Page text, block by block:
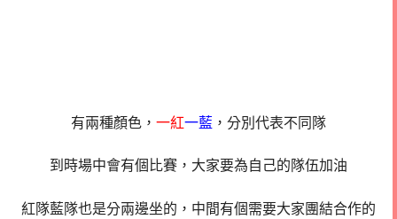
有兩種顏色， 一紅一藍 ，分別代表不同隊
到時場中會有個比賽，大家要為自己的隊伍加油
紅隊藍隊也是分兩邊坐的，中間有個需要大家團結合作的